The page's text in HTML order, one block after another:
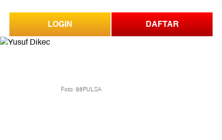
LOGIN DAFTAR
Foto: 88PULSA